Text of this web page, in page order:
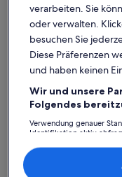
Weitere Infos zu
verarbeiten. Sie
oder verwalten.
besuchen Sie
Diese Präferenzen
und haben keinen
Wir und unsere
Folgendes
Verwendung genauer
Identifikation aktiv
Inhalte, Messung von
Zielgruppenforschung